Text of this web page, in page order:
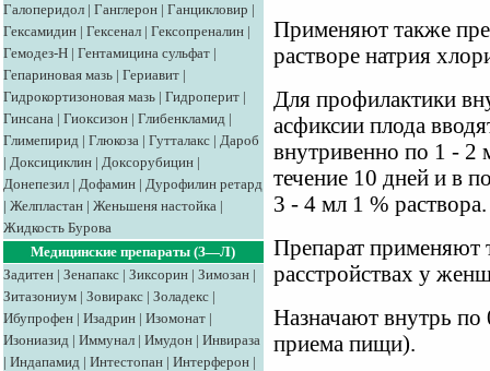
Галоперидол | Ганглерон | Ганцикловир |
Гексамидин | Гексенал | Гексопреналин |
Гемодез-Н | Гентамицина сульфат |
Гепариновая мазь | Гериавит |
Гидрокортизоновая мазь | Гидроперит |
Гинсана | Гиоксизон | Глибенкламид |
Глимепирид | Глюкоза | Гутталакс | Дароб
| Доксициклин | Доксорубицин |
Донепезил | Дофамин | Дурофилин ретард
| Желпластан | Женьшеня настойка |
Жидкость Бурова
Медицинские препараты (З—Л)
Задитен | Зенапакс | Зиксорин | Зимозан |
Зитазониум | Зовиракс | Золадекс |
Ибупрофен | Изадрин | Изомонат |
Изониазид | Иммунал | Имудон | Инвираза
| Индапамид | Интестопан | Интерферон |
Применяют также
растворе натрия
Для профилактики
асфиксии плода
внутривенно по 1 - 2
течение 10 дней и в
3 - 4 мл 1 % раствора.
Препарат применяют
расстройствах у
Назначают внутрь по
приема пищи).